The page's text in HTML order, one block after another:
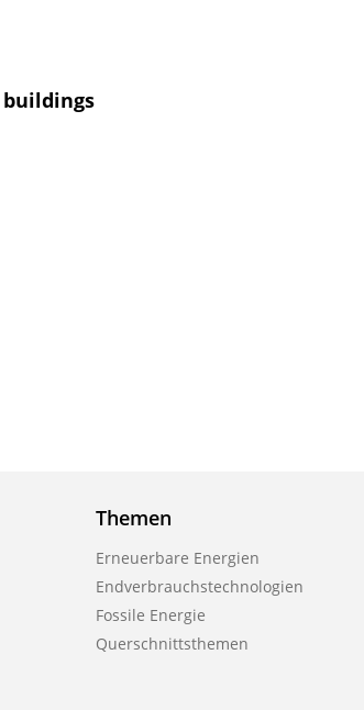
Themen
Erneuerbare Energien
Endverbrauchstechnologien
Fossile Energie
Querschnittsthemen